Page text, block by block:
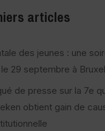
articles
des jeunes : une
29 septembre à
de presse sur la 7e
obtient gain de